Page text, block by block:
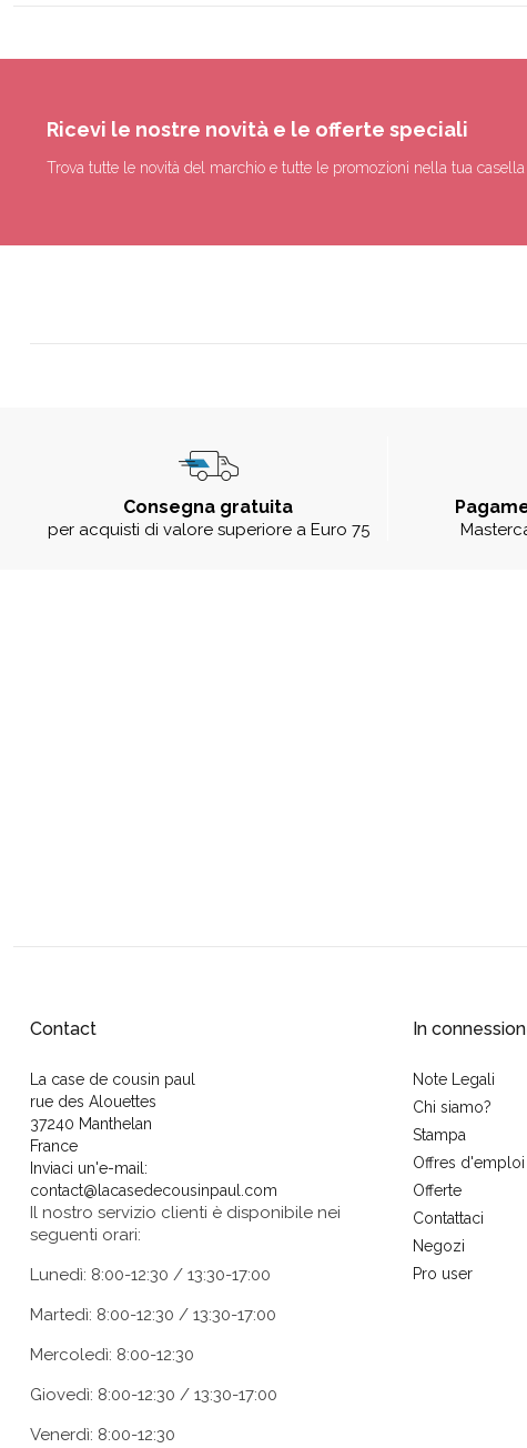
Ricevi le nostre novità e le offerte speciali
Trova tutte le novità del marchio e tutte le promozioni nella tua casella
Consegna gratuita
per acquisti di valore superiore a Euro 75
Contact
La case de cousin paul
rue des Alouettes
37240 Manthelan
France
Inviaci un'e-mail:
contact@lacasedecousinpaul.com
Il nostro servizio clienti è disponibile nei
seguenti orari:
Lunedì: 8:00-12:30 / 13:30-17:00
Martedì: 8:00-12:30 / 13:30-17:00
Mercoledì: 8:00-12:30
Giovedì: 8:00-12:30 / 13:30-17:00
Venerdì: 8:00-12:30
In
Note Legali
Chi siamo?
Stampa
Offres d'emploi
Offerte
Contattaci
Negozi
Pro user